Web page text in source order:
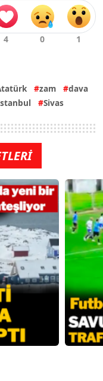
zam
dava
Sivas